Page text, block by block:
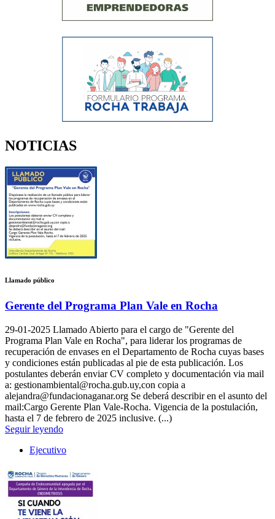
NOTICIAS
Llamado público
Gerente del Programa Plan Vale en Rocha
29-01-2025 Llamado Abierto para el cargo de "Gerente del
Programa Plan Vale en Rocha", para liderar los programas de
recuperación de envases en el Departamento de Rocha cuyas bases
y condiciones están publicadas al pie de esta publicación. Los
postulantes deberán enviar CV completo y documentación via mail
a: gestionambiental@rocha.gub.uy,con copia a
alejandra@fundacionaganar.org Se deberá describir en el asunto del
mail:Cargo Gerente Plan Vale-Rocha. Vigencia de la postulación,
hasta el 7 de febrero de 2025 inclusive. (...)
Seguir leyendo
Ejecutivo